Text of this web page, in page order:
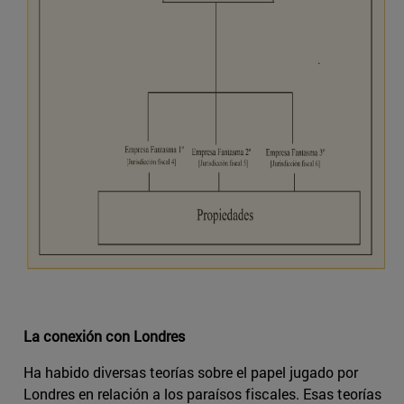
La conexión con Londres
Ha habido diversas teorías sobre el papel jugado por
Londres en relación a los paraísos fiscales. Esas teorías